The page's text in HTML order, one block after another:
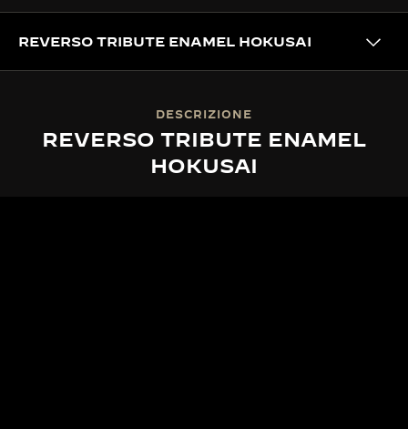
REVERSO TRIBUTE ENAMEL HOKUSAI
DESCRIZIONE
REVERSO TRIBUTE ENAMEL
HOKUSAI